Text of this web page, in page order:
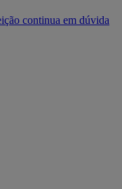
continua em dúvida